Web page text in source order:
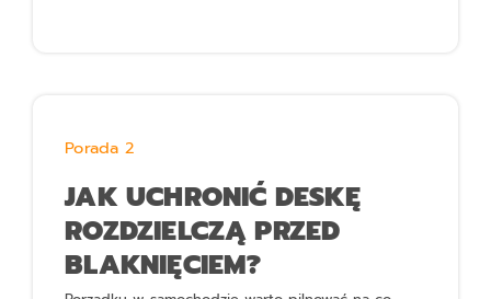
Porada 2
JAK UCHRONIĆ DESKĘ
ROZDZIELCZĄ PRZED
BLAKNIĘCIEM?